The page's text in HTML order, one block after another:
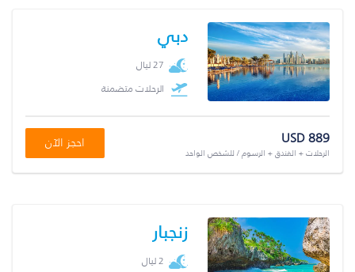
دبي
27 ليال
الرحلات متضمنة
USD 889
الرحلات + الفندق + الرسوم / للشخص الواحد
احجز الآن
زنجبار
2 ليال